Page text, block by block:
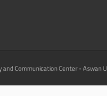
Communication Center - Aswan